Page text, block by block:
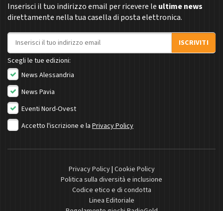
Inserisci il tuo indirizzo email per ricevere le ultime news
direttamente nella tua casella di posta elettronica.
Indirizzo email
ISCRIVITI
Scegli le tue edizioni:
News Alessandria
News Pavia
Eventi Nord-Ovest
Accetto l'iscrizione e la Privacy Policy
Privacy Policy| Cookie Policy
Politica sulla diversità e inclusione
Codice etico e di condotta
Linea Editoriale